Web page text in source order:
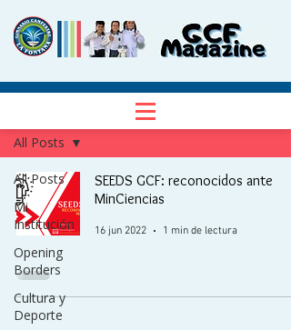
All Posts
Mi
Institución
Opening
Borders
Cultura y
Deporte
All Posts
SEEDS GCF: reconocidos ante
MinCiencias
16 jun 2022 1 min de lectura